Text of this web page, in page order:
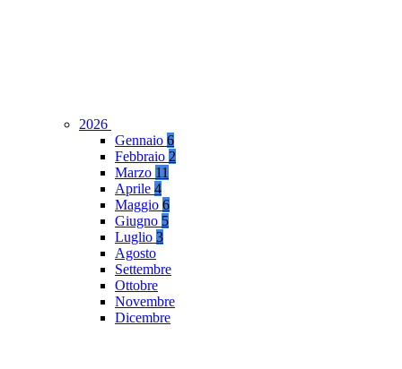
2026
Gennaio 6
Febbraio 2
Marzo 11
Aprile 4
Maggio 6
Giugno 5
Luglio 3
Agosto
Settembre
Ottobre
Novembre
Dicembre